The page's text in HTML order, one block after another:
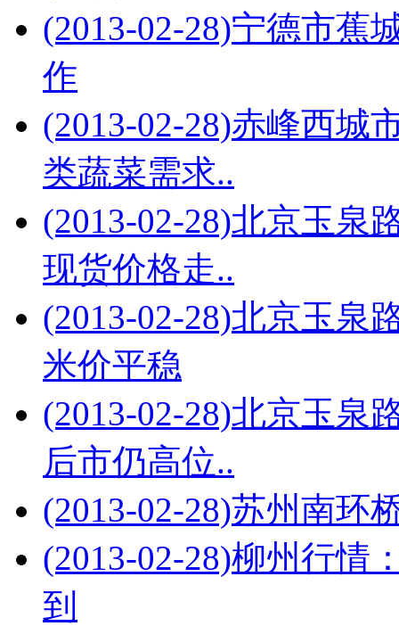
(2013-02-28)宁德市蕉
作
(2013-02-28)赤峰西城
类蔬菜需求..
(2013-02-28)北京玉泉
现货价格走..
(2013-02-28)北京玉泉
米价平稳
(2013-02-28)北京玉泉
后市仍高位..
(2013-02-28)苏州南环
(2013-02-28)柳州行情
到